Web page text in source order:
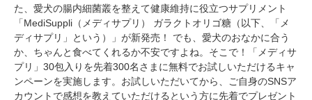
た、愛犬の腸内細菌叢を整えて健康維持に役立つサプリメント
「MediSuppli（メディサプリ） ガラクトオリゴ糖（以下、「メ
ディサプリ」という）」が新発売！ でも、愛犬のおなかに合う
か、ちゃんと食べてくれるか不安ですよね。そこで！「メディサ
プリ」30包入りを先着300名さまに無料でお試しいただけるキャ
ンペーンを実施します。お試しいただいてから、ご自身のSNSア
カウントで感想を教えていただけるという方に先着でプレゼント